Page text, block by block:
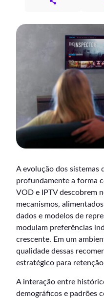
A evolução dos sistemas
profundamente a forma
VOD e IPTV descobrem
mecanismos,
dados e modelos de
modulam preferências
crescente. Em um
qualidade dessas
estratégico para
A interação entre
demográficos e padrões